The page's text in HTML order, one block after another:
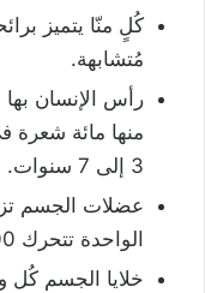
كُلٍ منّا يتميز
مُتشابهة.
منها مائة شعرة
3 إلى 7 سنوات.
الواحدة تتحرك 200 عضلة..